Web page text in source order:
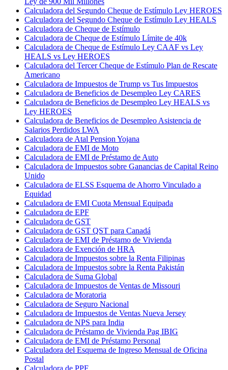
Calculadora del Segundo Cheque de Estímulo Ley HEROES
Calculadora del Segundo Cheque de Estímulo Ley HEALS
Calculadora de Cheque de Estímulo
Calculadora de Cheque de Estímulo Límite de 40k
Calculadora de Cheque de Estímulo Ley CAAF vs Ley
HEALS vs Ley HEROES
Calculadora del Tercer Cheque de Estímulo Plan de Rescate
Americano
Calculadora de Impuestos de Trump vs Tus Impuestos
Calculadora de Beneficios de Desempleo Ley CARES
Calculadora de Beneficios de Desempleo Ley HEALS vs
Ley HEROES
Calculadora de Beneficios de Desempleo Asistencia de
Salarios Perdidos LWA
Calculadora de Atal Pension Yojana
Calculadora de EMI de Moto
Calculadora de EMI de Préstamo de Auto
Calculadora de Impuestos sobre Ganancias de Capital Reino
Unido
Calculadora de ELSS Esquema de Ahorro Vinculado a
Equidad
Calculadora de EMI Cuota Mensual Equipada
Calculadora de EPF
Calculadora de GST
Calculadora de GST QST para Canadá
Calculadora de EMI de Préstamo de Vivienda
Calculadora de Exención de HRA
Calculadora de Impuestos sobre la Renta Filipinas
Calculadora de Impuestos sobre la Renta Pakistán
Calculadora de Suma Global
Calculadora de Impuestos de Ventas de Missouri
Calculadora de Moratoria
Calculadora de Seguro Nacional
Calculadora de Impuestos de Ventas Nueva Jersey
Calculadora de NPS para India
Calculadora de Préstamo de Vivienda Pag IBIG
Calculadora de EMI de Préstamo Personal
Calculadora del Esquema de Ingreso Mensual de Oficina
Postal
Calculadora de PPF